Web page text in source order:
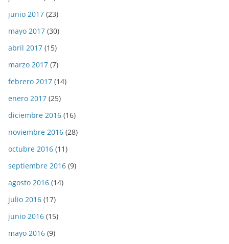
junio 2017 (23)
mayo 2017 (30)
abril 2017 (15)
marzo 2017 (7)
febrero 2017 (14)
enero 2017 (25)
diciembre 2016 (16)
noviembre 2016 (28)
octubre 2016 (11)
septiembre 2016 (9)
agosto 2016 (14)
julio 2016 (17)
junio 2016 (15)
mayo 2016 (9)